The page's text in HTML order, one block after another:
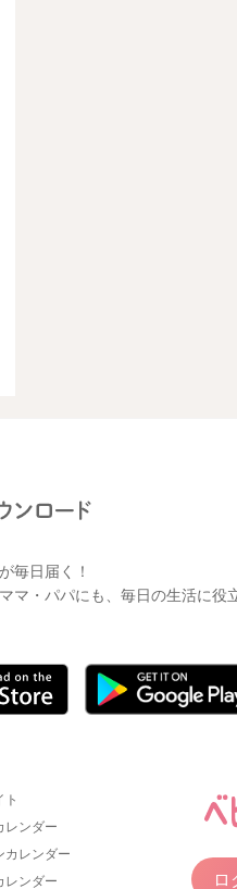
毎日届く！
マ・パパにも、毎日の生活に役
ト
レンダー
カレンダー
レンダー
ロ